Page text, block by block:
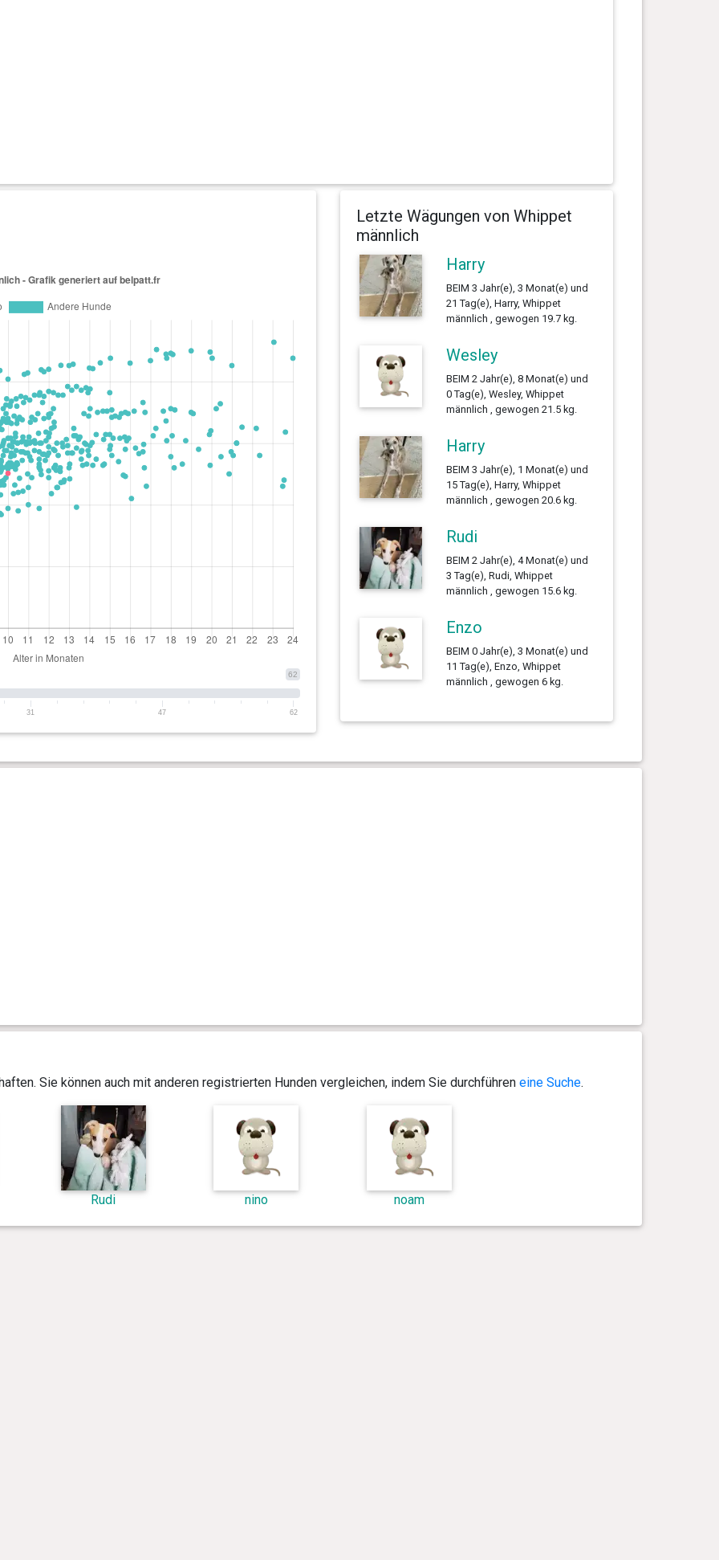
62
31 47 62
Letzte Wägungen von Whippet
männlich
Harry
BEIM 3 Jahr(e), 3 Monat(e) und
21 Tag(e), Harry, Whippet
männlich , gewogen 19.7 kg.
Wesley
BEIM 2 Jahr(e), 8 Monat(e) und
0 Tag(e), Wesley, Whippet
männlich , gewogen 21.5 kg.
Harry
BEIM 3 Jahr(e), 1 Monat(e) und
15 Tag(e), Harry, Whippet
männlich , gewogen 20.6 kg.
Rudi
BEIM 2 Jahr(e), 4 Monat(e) und
3 Tag(e), Rudi, Whippet
männlich , gewogen 15.6 kg.
Enzo
BEIM 0 Jahr(e), 3 Monat(e) und
11 Tag(e), Enzo, Whippet
männlich , gewogen 6 kg.
Sie können auch mit anderen registrierten Hunden vergleichen, indem Sie durchführen eine Suche.
Rudi nino noam